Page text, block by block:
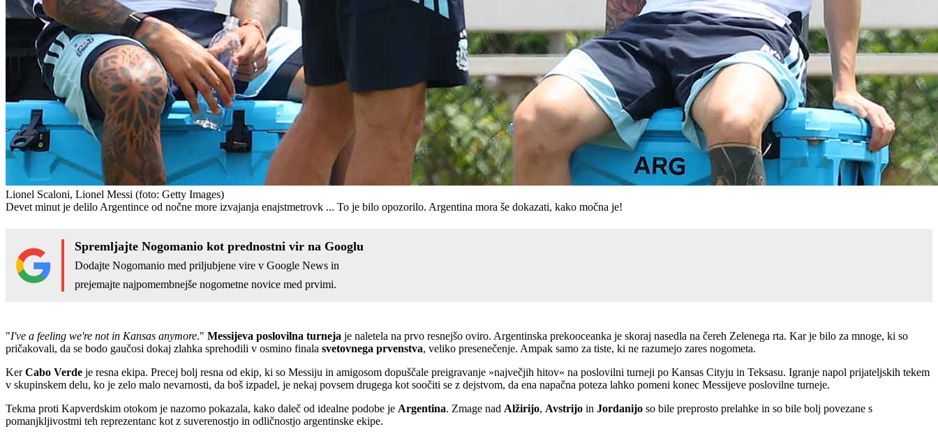
Lionel Scaloni, Lionel Messi (foto: Getty Images)
Devet minut je delilo Argentince od nočne more izvajanja enajstmetrovk ... To je bilo opozorilo. Argentina mora še dokazati, kako močna je!
Spremljajte Nogomanio kot prednostni vir na Googlu
Dodajte Nogomanio med priljubjene vire v Google News in
prejemajte najpomembnejše nogometne novice med prvimi.
"I've a feeling we're not in Kansas anymore." Messijeva poslovilna turneja je naletela na prvo resnejšo oviro. Argentinska prekooceanka je skoraj nasedla na čereh Zelenega rta. Kar je bilo za mnoge, ki so
pričakovali, da se bodo gaučosi dokaj zlahka sprehodili v osmino finala svetovnega prvenstva, veliko presenečenje. Ampak samo za tiste, ki ne razumejo zares nogometa.
KerCabo Verde je resna ekipa. Precej bolj resna od ekip, ki so Messiju in amigosom dopuščale preigravanje »največjih hitov« na poslovilni turneji po Kansas Cityju in Teksasu. Igranje napol prijateljskih tekem
v skupinskem delu, ko je zelo malo nevarnosti, da boš izpadel, je nekaj povsem drugega kot soočiti se z dejstvom, da ena napačna poteza lahko pomeni konec Messijeve poslovilne turneje.
Tekma proti Kapverdskim otokom je nazorno pokazala, kako daleč od idealne podobe je Argentina. Zmage nad Alžirijo, Avstrijo in Jordanijo so bile preprosto prelahke in so bile bolj povezane s
pomanjkljivostmi teh reprezentanc kot z suverenostjo in odličnostjo argentinske ekipe.